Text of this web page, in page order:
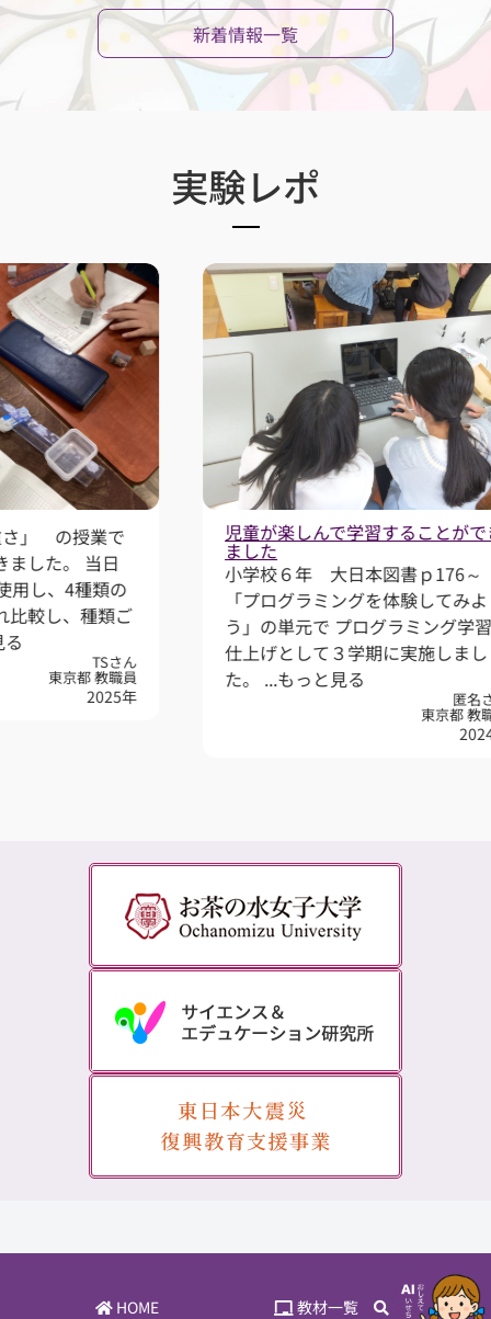
新着情報一覧
実験レポ
」 の授業で
した。 当日
し、4種類の
較し、種類ご
TSさん
東京都 教職員
2025年
児童が楽しんで学習することができ
ました
小学校６年 大日本図書ｐ176～
「プログラミングを体験してみよ
う」の単元で プログラミング学習の
仕上げとして３学期に実施しまし
た。 ...
もっと見る
匿名さん
東京都 教職員
2024年
HOME 教材一覧
教材検索